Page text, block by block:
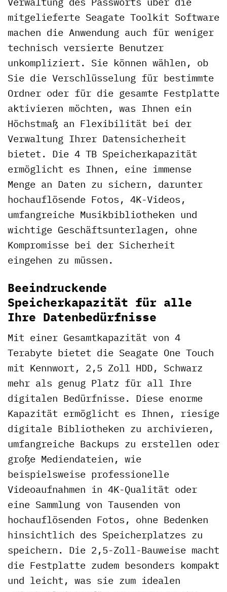
mitgelieferte Seagate Toolkit Software
machen die Anwendung auch für weniger
technisch versierte Benutzer
unkompliziert. Sie können wählen, ob
Sie die Verschlüsselung für bestimmte
Ordner oder für die gesamte Festplatte
aktivieren möchten, was Ihnen ein
Höchstmaß an Flexibilität bei der
Verwaltung Ihrer Datensicherheit
bietet. Die 4 TB Speicherkapazität
ermöglicht es Ihnen, eine immense
Menge an Daten zu sichern, darunter
hochauflösende Fotos, 4K-Videos,
umfangreiche Musikbibliotheken und
wichtige Geschäftsunterlagen, ohne
Kompromisse bei der Sicherheit
eingehen zu müssen.
Beeindruckende
Speicherkapazität für alle
Ihre Datenbedürfnisse
Mit einer Gesamtkapazität von 4
Terabyte bietet die Seagate One Touch
mit Kennwort, 2,5 Zoll HDD, Schwarz
mehr als genug Platz für all Ihre
digitalen Bedürfnisse. Diese enorme
Kapazität ermöglicht es Ihnen, riesige
digitale Bibliotheken zu archivieren,
umfangreiche Backups zu erstellen oder
große Mediendateien, wie
beispielsweise professionelle
Videoaufnahmen in 4K-Qualität oder
eine Sammlung von Tausenden von
hochauflösenden Fotos, ohne Bedenken
hinsichtlich des Speicherplatzes zu
speichern. Die 2,5-Zoll-Bauweise macht
die Festplatte zudem besonders kompakt
und leicht, was sie zum idealen